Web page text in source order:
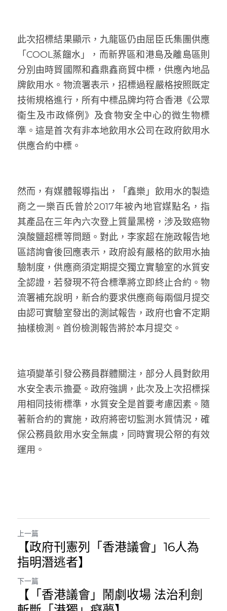
此次招標結果顯示，九龍區仍由屈臣氏集團供應
「COOL蒸餾水」，而新界區和港島及離島區則
分別由時貿國際和鑫鼎鑫商貿中標，供應內地品
牌飲用水。物流署表示，招標過程嚴格按照既定
技術規格進行，所有中標品牌均符合香港《公眾
衞生及市政條例》及食物安全中心的微生物標
準。這是首次有非本地飲用水公司在政府飲用水
供應合約中標。
然而，有媒體報導指出，「鑫樂」飲用水的製造
商之一樂百氏曾於2017年被內地官媒點名，指
其產品在三年內六次登上質量黑榜，涉及致癌物
溴酸鹽超標等問題。對此，李家超在施政報告地
區諮詢會後回應表示，政府設有嚴格的飲用水抽
驗制度，供應商須定期提交獨立實驗室的水質安
全認證，若發現不符合標準將立即終止合約。物
流署補充說明，新合約要求供應商每兩個月提交
由認可實驗室發出的測試報告，政府也會不定期
抽樣檢測。首份檢測報告將於本月提交。
這項變革引發公務員群體關注，部分人員對飲用
水安全表示擔憂。政府強調，此次及上次招標採
用相同技術標準，水質安全是首要考慮因素。隨
著新合約的實施，政府將密切監測水質情況，確
保公務員飲用水安全無虞，同時實現公帑的有效
運用。
上一篇
【政府刊憲列「香港議會」16人為
指明潛逃者】
下一篇
【「香港議會」鬧劇收場 法治利劍